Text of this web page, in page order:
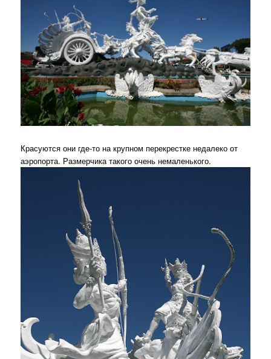
Красуются они где-то на крупном перекрестке недалеко от
аэропорта. Размерчика такого очень немаленького.